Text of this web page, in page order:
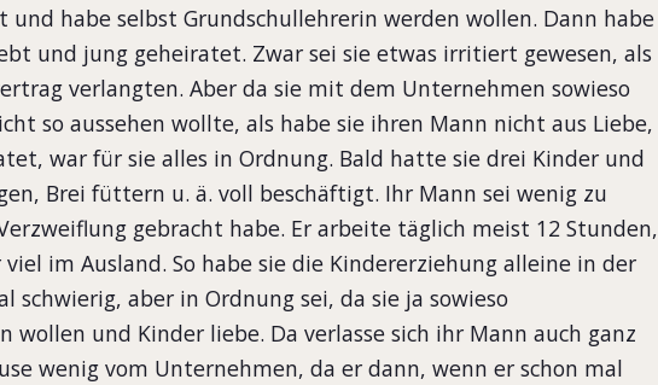
und habe selbst Grundschullehrerin werden wollen. Dann habe
und jung geheiratet. Zwar sei sie etwas irritiert gewesen, als
verlangten. Aber da sie mit dem Unternehmen sowieso
so aussehen wollte, als habe sie ihren Mann nicht aus Liebe,
war für sie alles in Ordnung. Bald hatte sie drei Kinder und
Brei füttern u. ä. voll beschäftigt. Ihr Mann sei wenig zu
gebracht habe. Er arbeite täglich meist 12 Stunden,
im Ausland. So habe sie die Kindererziehung alleine in der
schwierig, aber in Ordnung sei, da sie ja sowieso
und Kinder liebe. Da verlasse sich ihr Mann auch ganz
wenig vom Unternehmen, da er dann, wenn er schon mal